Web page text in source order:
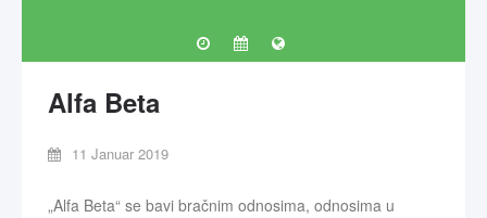
Alfa Beta
11 Januar 2019
„Alfa Beta“ se bavi bračnim odnosima, odnosima u